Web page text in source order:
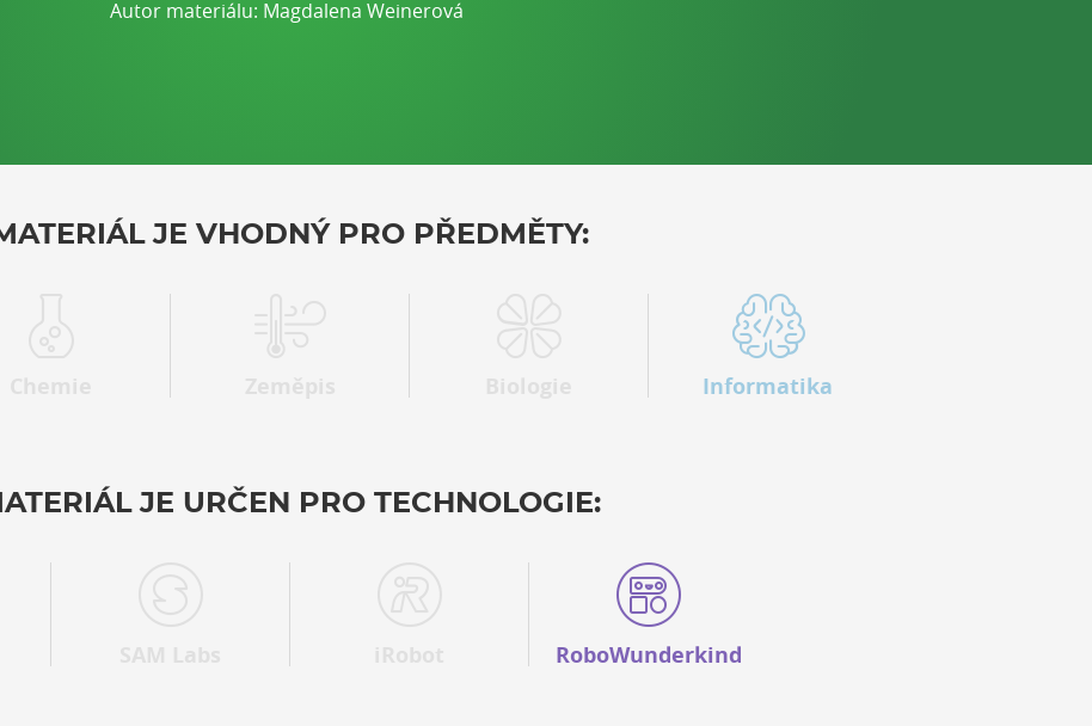
Autor materiálu: Magdalena Weinerová
JE VHODNÝ PRO PŘEDMĚTY:
Informatika
JE URČEN PRO TECHNOLOGIE:
RoboWunderkind